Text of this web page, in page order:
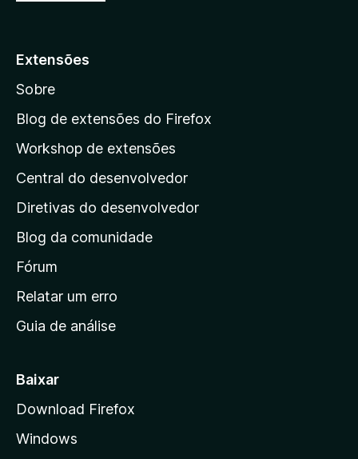
a
a
a
á
g
i
a
i
n
c
a
d
a
Extensões
Sobre
Blog de extensões do Firefox
Workshop de extensões
Central do desenvolvedor
Diretivas do desenvolvedor
Blog da comunidade
Fórum
Relatar um erro
Guia de análise
Baixar
Download Firefox
Windows